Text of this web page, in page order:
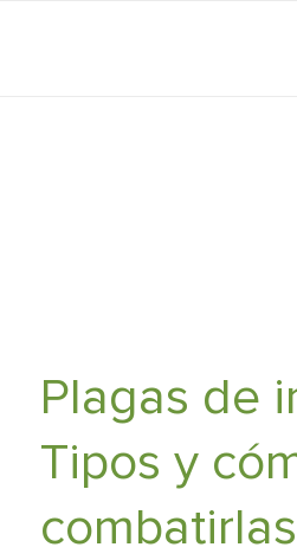
Plagas de
Tipos y
combatirlas